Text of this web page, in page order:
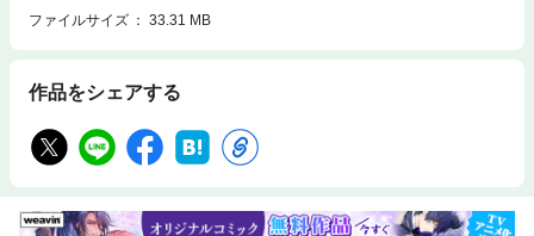
ファイルサイズ
33.31 MB
作品をシェアする